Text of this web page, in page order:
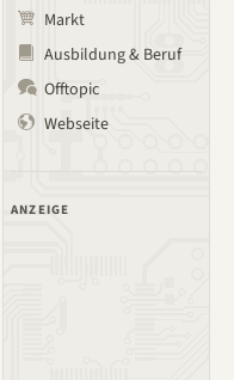
Markt
Ausbildung & Beruf
Offtopic
Webseite
ANZEIGE